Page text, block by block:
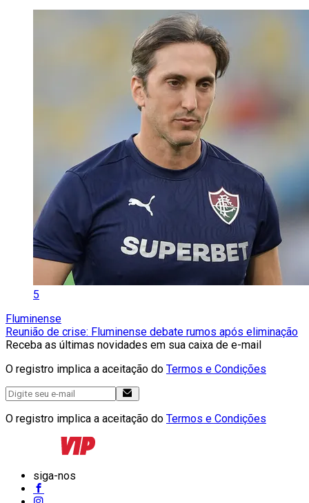
5
Fluminense
Reunião de crise: Fluminense debate rumos após eliminação
Receba as últimas novidades em sua caixa de e-mail
O registro implica a aceitação do Termos e Condições
O registro implica a aceitação do Termos e Condições
siga-nos